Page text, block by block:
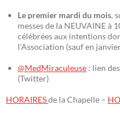
Le premier mardi du mois,
messes de la NEUVAINE à
célébrées aux intentions
l’Association (sauf en
@MedMiraculeuse : lien
(Twitter)
HORAIRESde la Chapelle –